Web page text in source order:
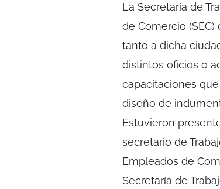
La Secretaría de
de Comercio
tanto a dicha
distintos oficios o
capacitaciones
diseño de
Estuvieron
secretario de
Empleados de
Secretaría de